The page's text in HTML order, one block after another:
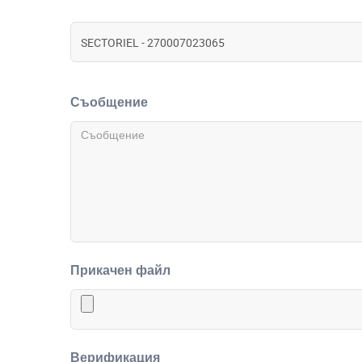
Съобщение
Прикачен файл
Верификация